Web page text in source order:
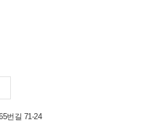
번길 71-24